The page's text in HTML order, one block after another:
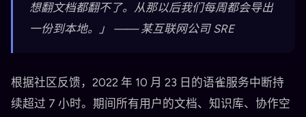
想翻文档都翻不了。从那以后我们每周都会导出
一份到本地。」 —— 某互联网公司 SRE
根据社区反馈，2022 年 10 月 23 日的语雀服务中断持
续超过 7 小时。期间所有用户的文档、知识库、协作空